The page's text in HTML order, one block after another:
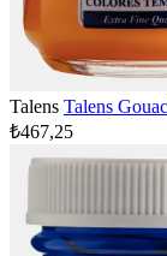
Talens Talens
₺467,25